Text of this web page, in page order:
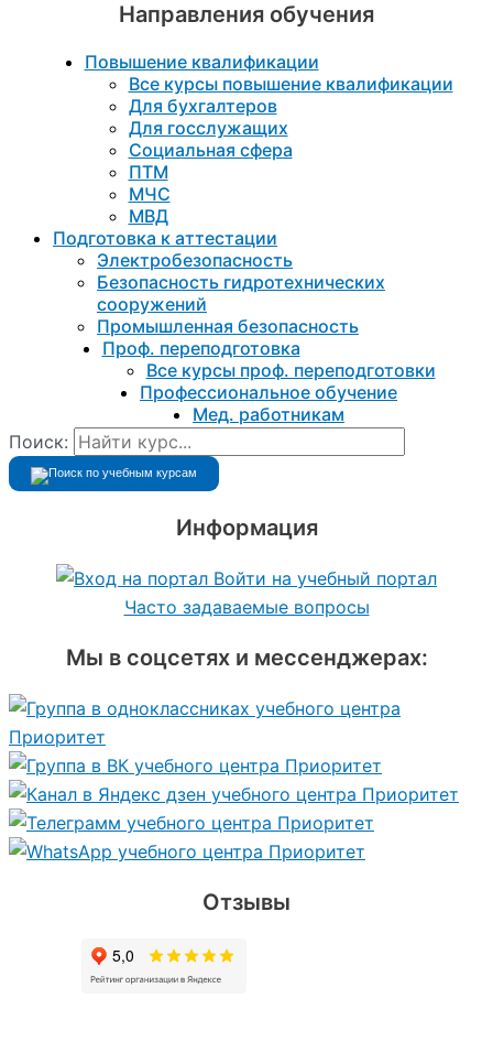
Направления обучения
Повышение квалификации
Все курсы повышение квалификации
Для бухгалтеров
Для госслужащих
Социальная сфера
ПТМ
МЧС
МВД
Подготовка к aттестации
Электробезопасность
Безопасность гидротехнических
сооружений
Промышленная безопасность
Проф. переподготовка
Все курсы проф. переподготовки
Профессиональное обучение
Мед. работникам
Поиск:
Информация
Войти на учебный портал
Часто задаваемые вопросы
Мы в соцсетях и мессенджерах:
Отзывы